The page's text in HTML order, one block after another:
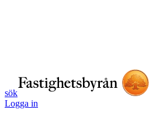
sök
Logga in